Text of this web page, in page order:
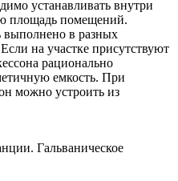
устанавливать внутри
площадь помещений.
выполнено в разных
на участке присутствуют
рационально
емкость. При
можно устроить из
Гальваническое